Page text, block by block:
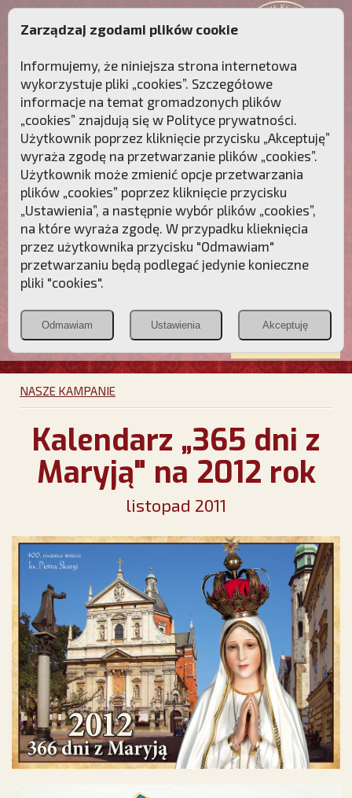
Przebudźmy sumienia Polaków!
Polonia
Christiana
PCh24.pl
Przymierze
POZNAJ APOSTOLAT FATIMY WESPRZYJ
NAS
NASZE KAMPANIE
Kalendarz „365 dni z
Maryją" na 2012 rok
listopad 2011
Zarządzaj zgodami plików cookie
Informujemy, że niniejsza strona internetowa
wykorzystuje pliki „cookies”. Szczegółowe
informacje na temat gromadzonych plików
„cookies” znajdują się w Polityce prywatności.
Użytkownik poprzez kliknięcie przycisku „Akceptuję”
wyraża zgodę na przetwarzanie plików „cookies”.
Użytkownik może zmienić opcje przetwarzania
plików „cookies” poprzez kliknięcie przycisku
„Ustawienia”, a następnie wybór plików „cookies”,
na które wyraża zgodę. W przypadku klieknięcia
przez użytkownika przycisku "Odmawiam"
przetwarzaniu będą podlegać jedynie konieczne
pliki "cookies".
Odmawiam Ustawienia Akceptuję